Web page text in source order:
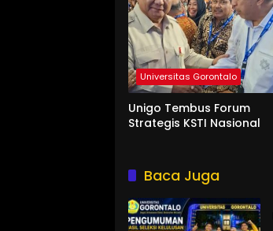
Universitas Gorontalo
Unigo Tembus Forum
Strategis KSTI Nasional
Baca Juga